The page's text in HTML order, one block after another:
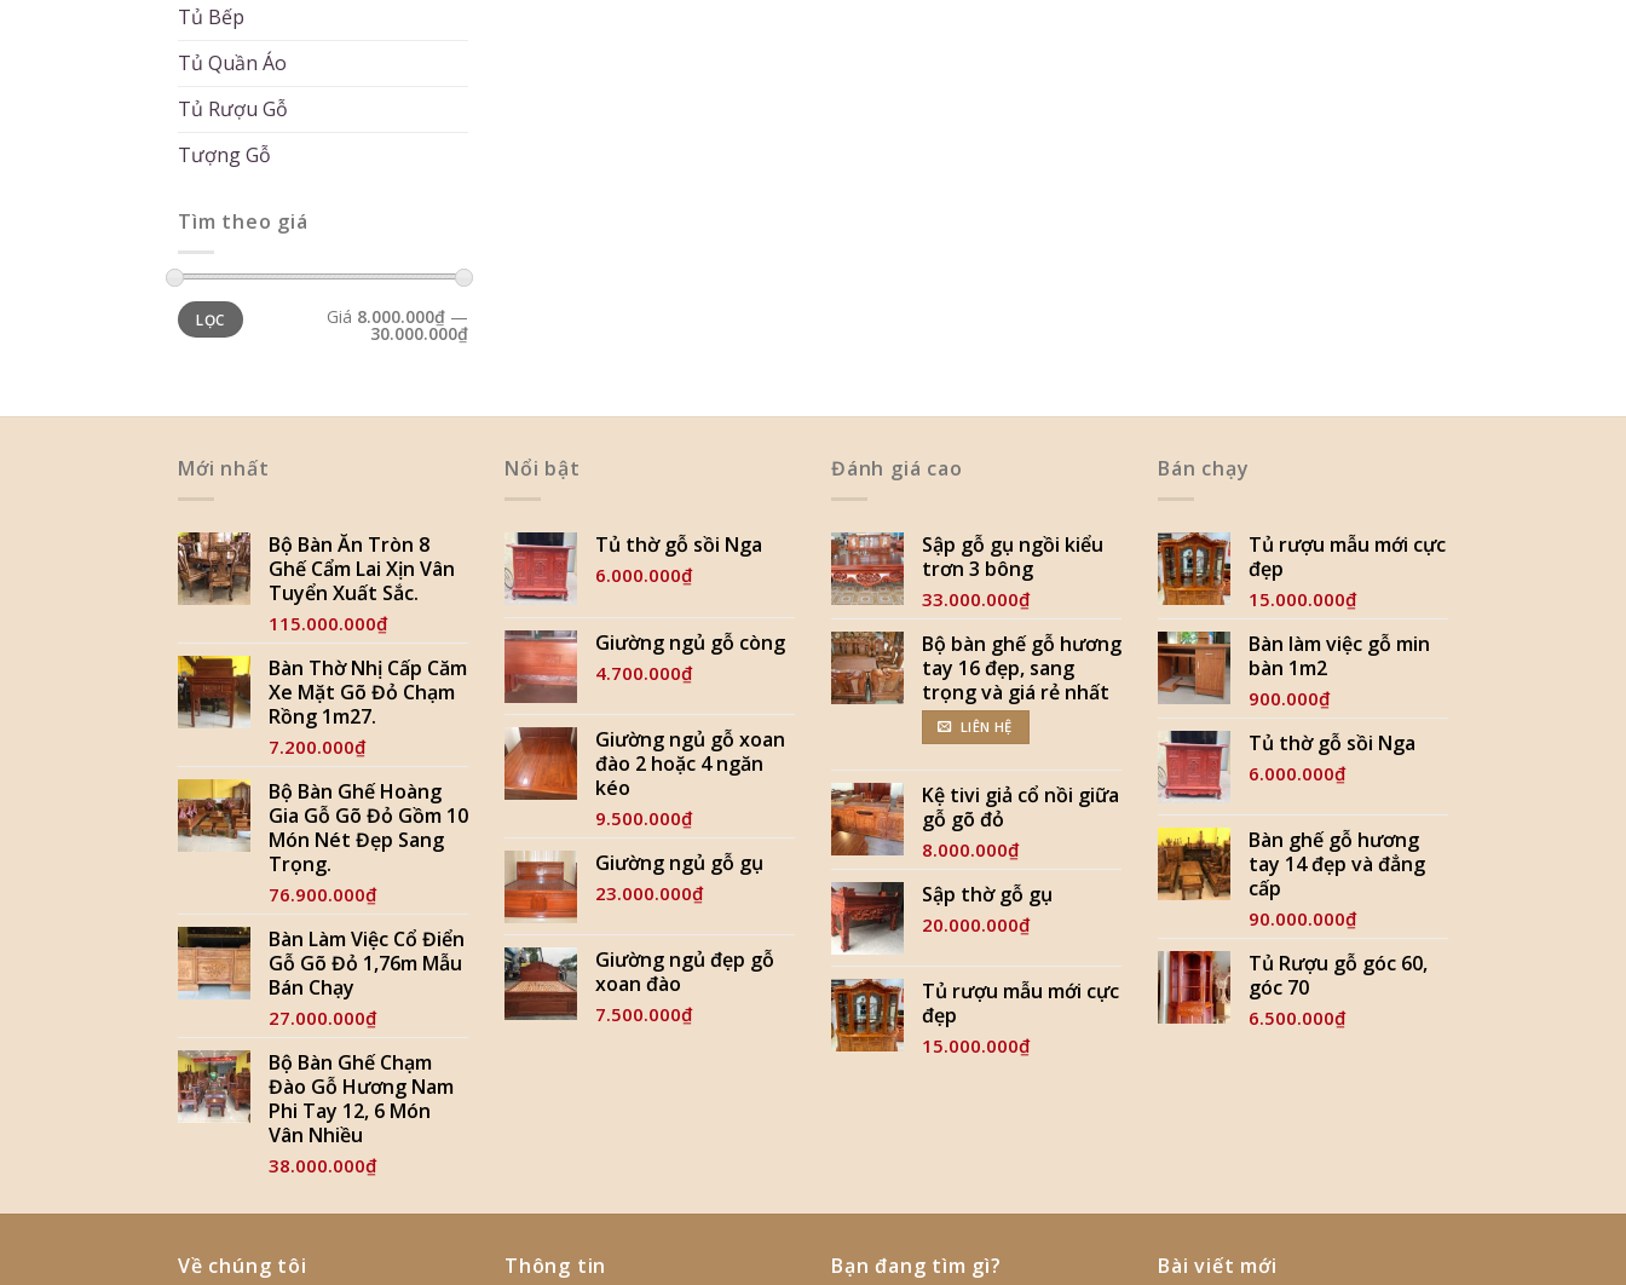
Tủ Bếp
Tủ Quần Áo
Tủ Rượu Gỗ
Tượng Gỗ
Tìm theo giá
LỌC Giá 8.000.000₫ —
30.000.000₫
Mới nhất
Bộ Bàn Ăn Tròn 8
Ghế Cẩm Lai Xịn Vân
Tuyển Xuất Sắc.
115.000.000₫
Bàn Thờ Nhị Cấp Căm
Xe Mặt Gõ Đỏ Chạm
Rồng 1m27.
7.200.000₫
Bộ Bàn Ghế Hoàng
Gia Gỗ Gõ Đỏ Gồm 10
Món Nét Đẹp Sang
Trọng.
76.900.000₫
Bàn Làm Việc Cổ Điển
Gỗ Gõ Đỏ 1,76m Mẫu
Bán Chạy
27.000.000₫
Bộ Bàn Ghế Chạm
Đào Gỗ Hương Nam
Phi Tay 12, 6 Món
Vân Nhiều
38.000.000₫
Nổi bật
Tủ thờ gỗ sồi Nga
6.000.000₫
Giường ngủ gỗ còng
4.700.000₫
Giường ngủ gỗ xoan
đào 2 hoặc 4 ngăn
kéo
9.500.000₫
Giường ngủ gỗ gụ
23.000.000₫
Giường ngủ đẹp gỗ
xoan đào
7.500.000₫
Đánh giá cao
Sập gỗ gụ ngồi kiểu
trơn 3 bông
33.000.000₫
Bộ bàn ghế gỗ hương
tay 16 đẹp, sang
trọng và giá rẻ nhất
LIÊN HỆ
Kệ tivi giả cổ nồi giữa
gỗ gõ đỏ
8.000.000₫
Sập thờ gỗ gụ
20.000.000₫
Tủ rượu mẫu mới cực
đẹp
15.000.000₫
Bán chạy
Tủ rượu mẫu mới cực
đẹp
15.000.000₫
Bàn làm việc gỗ min
bàn 1m2
900.000₫
Tủ thờ gỗ sồi Nga
6.000.000₫
Bàn ghế gỗ hương
tay 14 đẹp và đẳng
cấp
90.000.000₫
Tủ Rượu gỗ góc 60,
góc 70
6.500.000₫
Về chúng tôi Thông tin Bạn đang tìm gì? Bài viết mới